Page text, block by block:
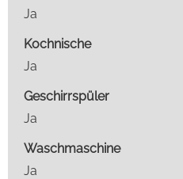
Ja
Kochnische
Ja
Geschirrspüler
Ja
Waschmaschine
Ja